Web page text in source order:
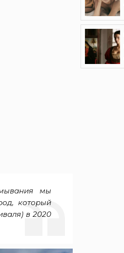
мы
который
в 2020